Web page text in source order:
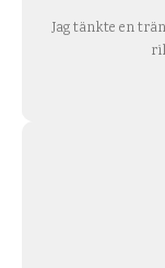
Jag tänkte en